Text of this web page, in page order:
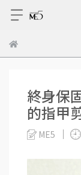
終身保
的指甲
ME5